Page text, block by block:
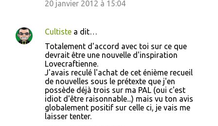
20 janvier 2012 à 15:04
Cultiste a dit…
Totalement d'accord avec toi sur ce que
devrait être une nouvelle d'inspiration
Lovecraftienne.
J'avais reculé l'achat de cet énième recueil
de nouvelles sous le prétexte que j'en
possède déjà trois sur ma PAL (oui c'est
idiot d'être raisonnable...) mais vu ton avis
globalement positif sur celle ci, je vais me
laisser tenter.